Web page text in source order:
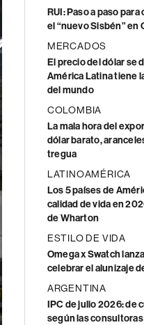
RUI: Paso a paso
el “nuevo Sisbén”
MERCADOS
El precio del dólar se
América Latina tiene
del mundo
COLOMBIA
La mala hora del
dólar barato,
tregua
LATINOAMÉRICA
Los 5 países de
calidad de vida en
de Wharton
ESTILO DE VIDA
Omega x Swatch
celebrar el alunizaje
ARGENTINA
IPC de julio 2026: de
según las consultoras